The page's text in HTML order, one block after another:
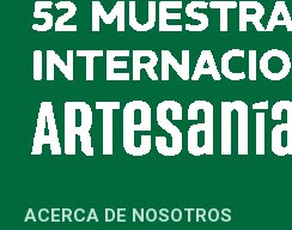
ACERCA DE NOSOTROS